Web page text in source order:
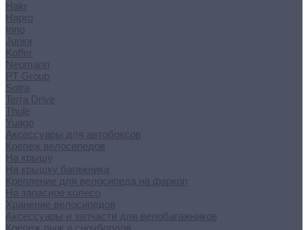
Hakr
Hapro
Inno
Junior
Koffer
Neumann
PT Group
Sotra
Terra Drive
Thule
Yuago
Аксессуары для автобоксов
Крепеж велосипедов
На крышу
На крышку багажника
Крепление для велосипеда на фаркоп
На запасное колесо
Хранение велосипедов
Аксессуары и запчасти для велобагажников
Крепеж лыж и сноубордов